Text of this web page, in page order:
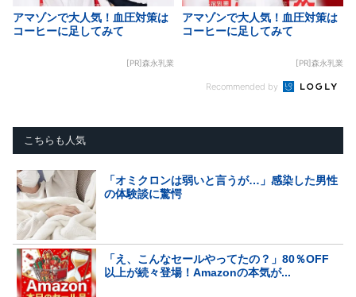
アマゾンで大人気！血圧対策は
コーヒーに足してみて
[PR]森永乳業
アマゾンで大人気！血圧対策は
コーヒーに足してみて
[PR]森永乳業
Recommended by
こちらも人気
「オミクロンは弱いと言うが…」感染した男性
の体験談に驚愕
「え、こんなセールやってたの？」80％OFF
以上が続々登場！Amazonの本気が...